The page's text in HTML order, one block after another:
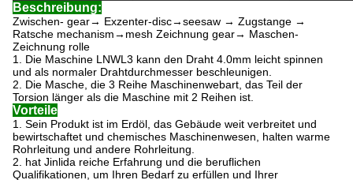
Beschreibung:
Zwischen- gear→ Exzenter-disc→seesaw → Zugstange →
Ratsche mechanism→mesh Zeichnung gear→ Maschen-
Zeichnung rolle
1. Die Maschine LNWL3 kann den Draht 4.0mm leicht spinnen
und als normaler Drahtdurchmesser beschleunigen.
2. Die Masche, die 3 Reihe Maschinenwebart, das Teil der
Torsion länger als die Maschine mit 2 Reihen ist.
Vorteile
1. Sein Produkt ist im Erdöl, das Gebäude weit verbreitet und
bewirtschaftet und chemisches Maschinenwesen, halten warme
Rohrleitung und andere Rohrleitung.
2. hat Jinlida reiche Erfahrung und die beruflichen
Qualifikationen, um Ihren Bedarf zu erfüllen und Ihrer